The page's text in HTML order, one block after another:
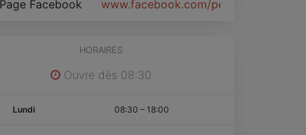
www.facebook.com/people/
Page Facebook
HORAIRES
Ouvre dès 08:30
Lundi 08:30 – 18:00